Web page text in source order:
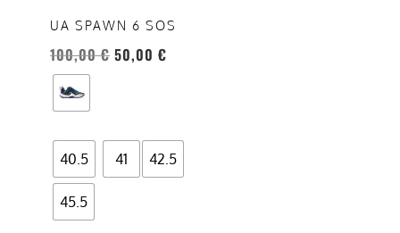
UA SPAWN 6 SOS
100,00€ 50,00 €
40.5 41 42.5
45.5
opzioni
essere
scelte
nella
del
prodotto